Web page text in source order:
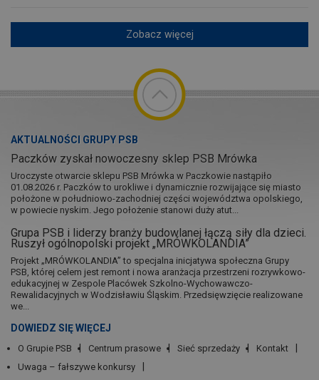
Zobacz więcej
AKTUALNOŚCI GRUPY PSB
Paczków zyskał nowoczesny sklep PSB Mrówka
Uroczyste otwarcie sklepu PSB Mrówka w Paczkowie nastąpiło
01.08.2026 r. Paczków to urokliwe i dynamicznie rozwijające się miasto
położone w południowo-zachodniej części województwa opolskiego,
w powiecie nyskim. Jego położenie stanowi duży atut...
Grupa PSB i liderzy branży budowlanej łączą siły dla dzieci.
Ruszył ogólnopolski projekt „MRÓWKOLANDIA”
Projekt „MRÓWKOLANDIA” to specjalna inicjatywa społeczna Grupy
PSB, której celem jest remont i nowa aranżacja przestrzeni rozrywkowo-
edukacyjnej w Zespole Placówek Szkolno-Wychowawczo-
Rewalidacyjnych w Wodzisławiu Śląskim. Przedsięwzięcie realizowane
we...
DOWIEDZ SIĘ WIĘCEJ
O Grupie PSB Centrum prasowe Sieć sprzedaży
Kontakt
Uwaga – fałszywe konkursy